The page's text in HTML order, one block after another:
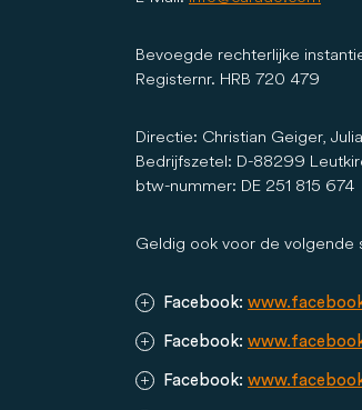
Bevoegde rechterlijke
Registernr. HRB 720 479
Directie: Christian Geiger,
Bedrijfszetel: D-88299
btw-nummer: DE 251 815 674
Geldig ook voor de volgende
Facebook:
Facebook:
Facebook: